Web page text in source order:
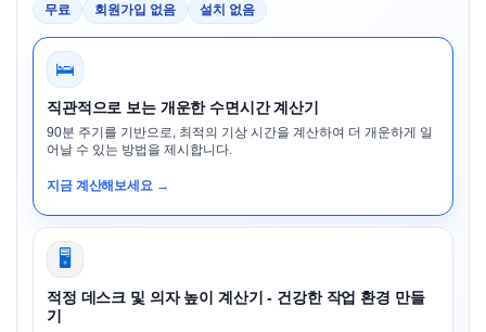
무료 회원가입 없음 설치 없음
🛌
직관적으로 보는 개운한 수면시간 계산기
90분 주기를 기반으로, 최적의 기상 시간을 계산하여 더 개운하게 일
어날 수 있는 방법을 제시합니다.
지금 계산해보세요 →
🖥️
적정 데스크 및 의자 높이 계산기 - 건강한 작업 환경 만들
기